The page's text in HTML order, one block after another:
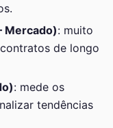
Mercado): muito
de longo
: mede os
tendências